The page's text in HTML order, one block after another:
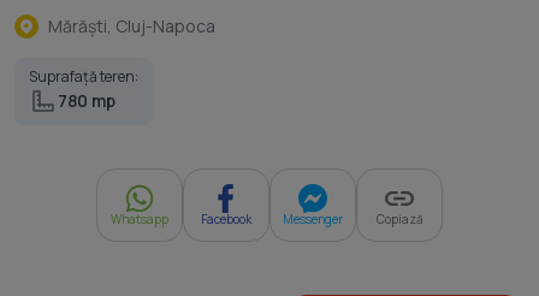
Mărăşti, Cluj-Napoca
Suprafață teren:
780 mp
Whatsapp Facebook Messenger Copiază